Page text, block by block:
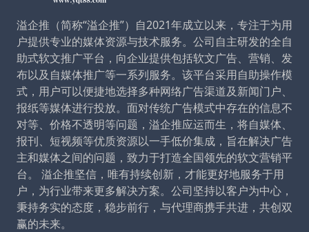
溢企推（简称“溢企推”）自2021年成立以来，专注于为用
户提供专业的媒体资源与技术服务。公司自主研发的全自
助式软文推广平台，向企业提供包括软文广告、营销、发
布以及自媒体推广等一系列服务。该平台采用自助操作模
式，用户可以便捷地选择多种网络广告渠道及新闻门户、
报纸等媒体进行投放。面对传统广告模式中存在的信息不
对等、价格不透明等问题，溢企推应运而生，将自媒体、
报刊、短视频等优质资源以一手低价集成，旨在解决广告
主和媒体之间的问题，致力于打造全国领先的软文营销平
台。 溢企推坚信，唯有持续创新，才能更好地服务于用
户，为行业带来更多解决方案。公司坚持以客户为中心，
秉持务实的态度，稳步前行，与代理商携手共进，共创双
赢的未来。